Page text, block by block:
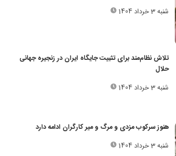
شنبه 3 خرداد 1404
تلاش نظام‌مند برای تثبیت جایگاه ایران در زنجیره جهانی
حلال
شنبه 3 خرداد 1404
هنوز سرکوب مزدی و مرگ و میر کارگران ادامه دارد
شنبه 3 خرداد 1404